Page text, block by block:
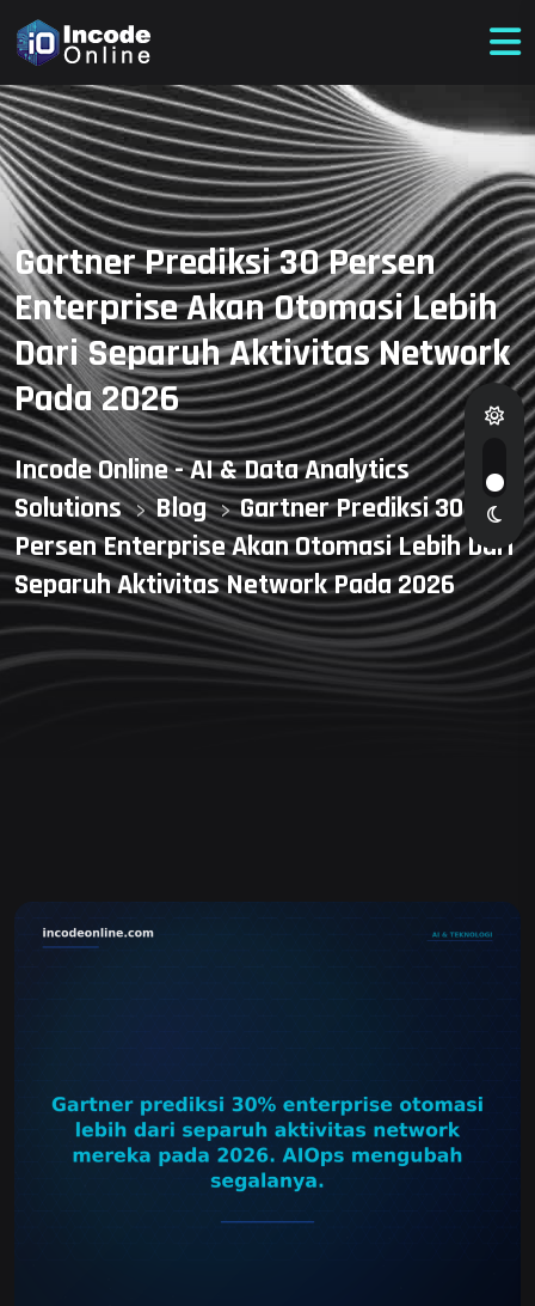
Gartner Prediksi 30 Persen
Enterprise Akan Otomasi Lebih
Dari Separuh Aktivitas Network
Pada 2026
Incode Online - AI & Data Analytics
Solutions > Blog > Gartner Prediksi 30
Persen Enterprise Akan Otomasi Lebih Dari
Separuh Aktivitas Network Pada 2026